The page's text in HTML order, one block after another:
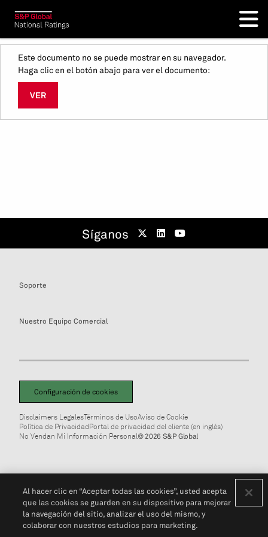
Este documento no se puede mostrar en su navegador.
Haga clic en el botón abajo para ver el documento:
VER
Síganos
Soporte
Nuestro Equipo Comercial
Configuración de cookies
Disclaimers LegalesTérminos de UsoAviso de Cookie
Política de PrivacidadPortal de privacidad del cliente (en inglés)
No Vendan Mi Información Personal© 2026 S&P Global
Al hacer clic en “Aceptar todas las cookies”, usted acepta
que las cookies se guarden en su dispositivo para mejorar
la navegación del sitio, analizar el uso del mismo, y
colaborar con nuestros estudios para marketing.